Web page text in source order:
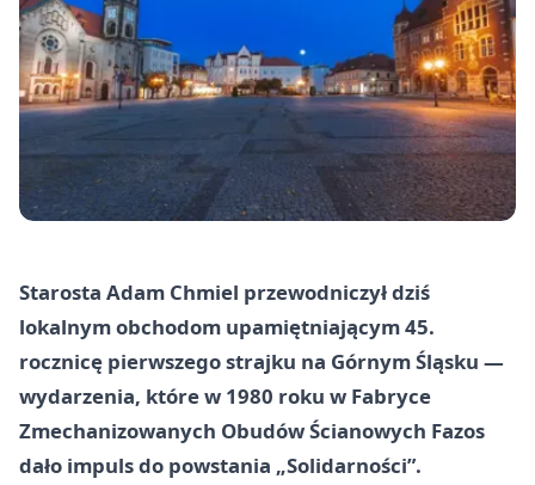
Starosta Adam Chmiel przewodniczył dziś
lokalnym obchodom upamiętniającym 45.
rocznicę pierwszego strajku na Górnym Śląsku —
wydarzenia, które w 1980 roku w Fabryce
Zmechanizowanych Obudów Ścianowych Fazos
dało impuls do powstania „Solidarności”.